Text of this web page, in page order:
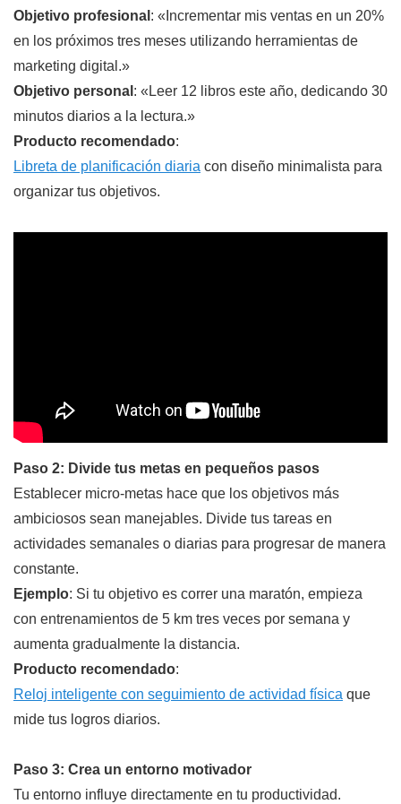
Objetivo profesional : «Incrementar mis ventas en un 20%
en los próximos tres meses utilizando herramientas de
marketing digital.»
Objetivo personal : «Leer 12 libros este año, dedicando 30
minutos diarios a la lectura.»
Producto recomendado:
Libreta de planificación diaria con diseño minimalista para
organizar tus objetivos.
Paso 2: Divide tus metas en pequeños pasos
Establecer micro-metas hace que los objetivos más
ambiciosos sean manejables. Divide tus tareas en
actividades semanales o diarias para progresar de manera
constante.
Ejemplo: Si tu objetivo es correr una maratón, empieza
con entrenamientos de 5 km tres veces por semana y
aumenta gradualmente la distancia.
Producto recomendado:
Reloj inteligente con seguimiento de actividad física que
mide tus logros diarios.
Paso 3: Crea un entorno motivador
Tu entorno influye directamente en tu productividad.